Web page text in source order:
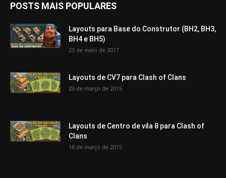
POSTS MAIS POPULARES
Layouts para Base do Construtor (BH2, BH3,
BH4 e BH5)
23 de maio de 2017
Layouts de CV7 para Clash of Clans
29 de março de 2015
Layouts de Centro de vila 8 para Clash of
Clans
18 de março de 2015